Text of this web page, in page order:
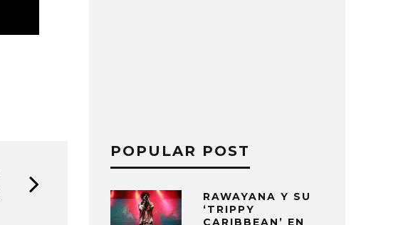
POPULAR POST
RAWAYANA Y SU
‘TRIPPY
CARIBBEAN’ EN